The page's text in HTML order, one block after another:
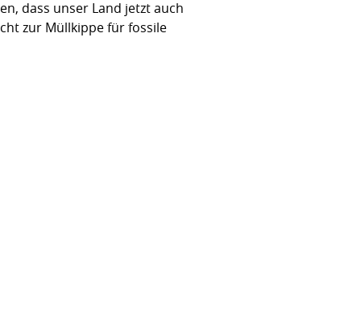
dass unser Land jetzt auch
zur Müllkippe für fossile